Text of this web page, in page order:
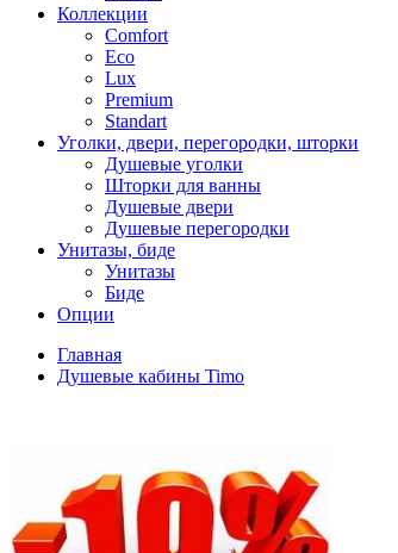
Коллекции
Comfort
Eco
Lux
Premium
Standart
Уголки, двери, перегородки, шторки
Душевые уголки
Шторки для ванны
Душевые двери
Душевые перегородки
Унитазы, биде
Унитазы
Биде
Опции
Главная
Душевые кабины Timo